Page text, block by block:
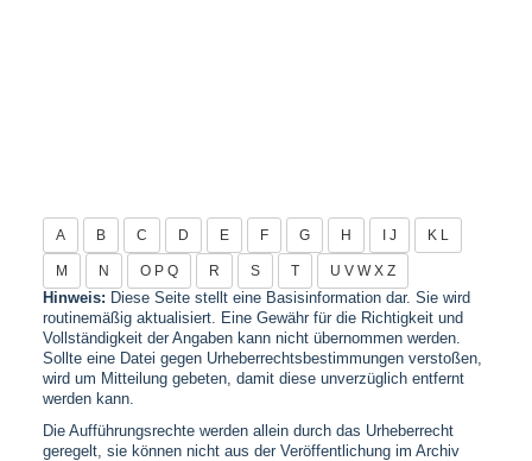
A B C D E F G H I J K L
M N O P Q R S T
U V W X Z
Hinweis: Diese Seite stellt eine Basisinformation dar. Sie wird
routinemäßig aktualisiert. Eine Gewähr für die Richtigkeit und
Vollständigkeit der Angaben kann nicht übernommen werden.
Sollte eine Datei gegen Urheberrechtsbestimmungen verstoßen,
wird um Mitteilung gebeten, damit diese unverzüglich entfernt
werden kann.
Die Aufführungsrechte werden allein durch das Urheberrecht
geregelt, sie können nicht aus der Veröffentlichung im Archiv